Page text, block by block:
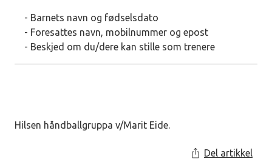
- Barnets navn og fødselsdato
- Foresattes navn, mobilnummer og epost
- Beskjed om du/dere kan stille som trenere
Hilsen håndballgruppa v/Marit Eide.
Del artikkel